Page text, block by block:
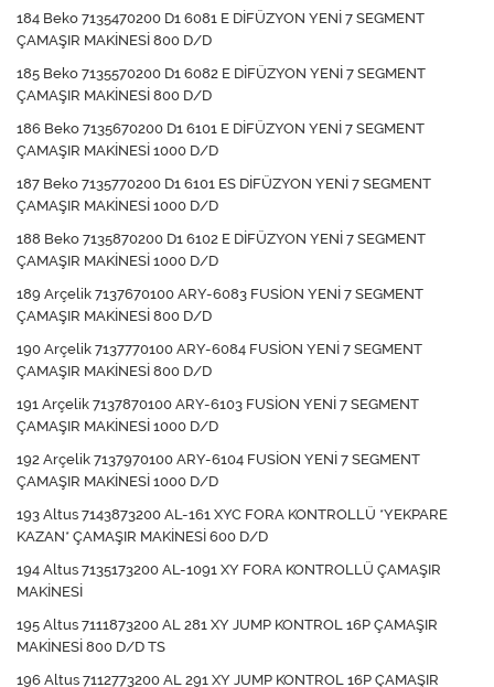
184 Beko 7135470200 D1 6081 E DİFÜZYON YENİ 7 SEGMENT
ÇAMAŞIR MAKİNESİ 800 D/D
185 Beko 7135570200 D1 6082 E DİFÜZYON YENİ 7 SEGMENT
ÇAMAŞIR MAKİNESİ 800 D/D
186 Beko 7135670200 D1 6101 E DİFÜZYON YENİ 7 SEGMENT
ÇAMAŞIR MAKİNESİ 1000 D/D
187 Beko 7135770200 D1 6101 ES DİFÜZYON YENİ 7 SEGMENT
ÇAMAŞIR MAKİNESİ 1000 D/D
188 Beko 7135870200 D1 6102 E DİFÜZYON YENİ 7 SEGMENT
ÇAMAŞIR MAKİNESİ 1000 D/D
189 Arçelik 7137670100 ARY-6083 FUSİON YENİ 7 SEGMENT
ÇAMAŞIR MAKİNESİ 800 D/D
190 Arçelik 7137770100 ARY-6084 FUSİON YENİ 7 SEGMENT
ÇAMAŞIR MAKİNESİ 800 D/D
191 Arçelik 7137870100 ARY-6103 FUSİON YENİ 7 SEGMENT
ÇAMAŞIR MAKİNESİ 1000 D/D
192 Arçelik 7137970100 ARY-6104 FUSİON YENİ 7 SEGMENT
ÇAMAŞIR MAKİNESİ 1000 D/D
193 Altus 7143873200 AL-161 XYC FORA KONTROLLÜ *YEKPARE
KAZAN* ÇAMAŞIR MAKİNESİ 600 D/D
194 Altus 7135173200 AL-1091 XY FORA KONTROLLÜ ÇAMAŞIR
MAKİNESİ
195 Altus 7111873200 AL 281 XY JUMP KONTROL 16P ÇAMAŞIR
MAKİNESİ 800 D/D TS
196 Altus 7112773200 AL 291 XY JUMP KONTROL 16P ÇAMAŞIR